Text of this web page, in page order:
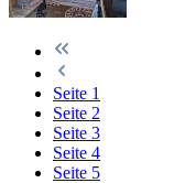
Seite 1
Seite 2
Seite 3
Seite 4
Seite 5